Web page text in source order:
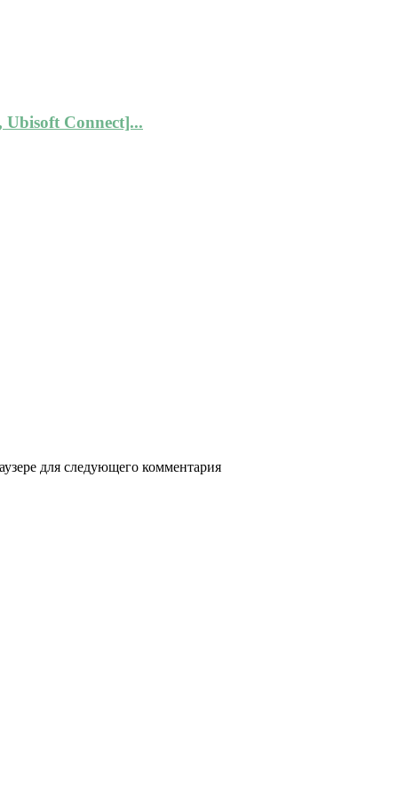
Ubisoft Connect]...
для следующего комментария